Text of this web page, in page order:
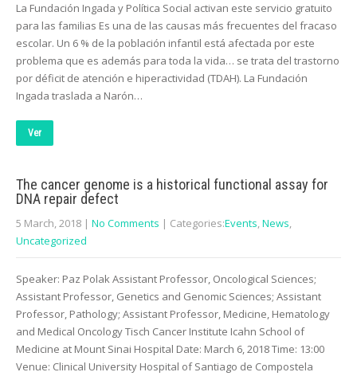
La Fundación Ingada y Política Social activan este servicio gratuito
para las familias Es una de las causas más frecuentes del fracaso
escolar. Un 6 % de la población infantil está afectada por este
problema que es además para toda la vida… se trata del trastorno
por déficit de atención e hiperactividad (TDAH). La Fundación
Ingada traslada a Narón…
Ver
The cancer genome is a historical functional assay for
DNA repair defect
5 March, 2018 | No Comments | Categories:Events,News,
Uncategorized
Speaker: Paz Polak Assistant Professor, Oncological Sciences;
Assistant Professor, Genetics and Genomic Sciences; Assistant
Professor, Pathology; Assistant Professor, Medicine, Hematology
and Medical Oncology Tisch Cancer Institute Icahn School of
Medicine at Mount Sinai Hospital Date: March 6, 2018 Time: 13:00
Venue: Clinical University Hospital of Santiago de Compostela